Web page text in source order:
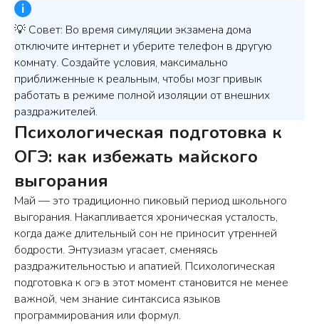
💡 Совет: Во время симуляции экзамена дома
отключите интернет и уберите телефон в другую
комнату. Создайте условия, максимально
приближенные к реальным, чтобы мозг привык
работать в режиме полной изоляции от внешних
раздражителей.
Психологическая подготовка к
ОГЭ: как избежать майского
выгорания
Май — это традиционно пиковый период школьного
выгорания. Накапливается хроническая усталость,
когда даже длительный сон не приносит утренней
бодрости. Энтузиазм угасает, сменяясь
раздражительностью и апатией. Психологическая
подготовка к огэ в этот момент становится не менее
важной, чем знание синтаксиса языков
программирования или формул.